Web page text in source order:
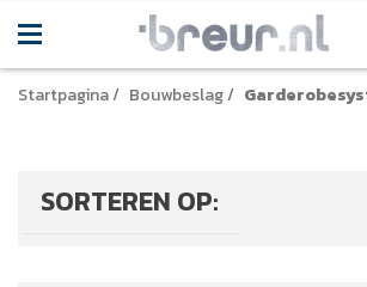
Startpagina/ Bouwbeslag/
SORTEREN OP: